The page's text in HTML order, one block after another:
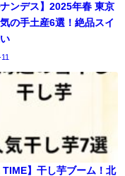
ナンデス】2025年春 東京
の手土産6選！絶品スイ
TIME】干し芋ブーム！北